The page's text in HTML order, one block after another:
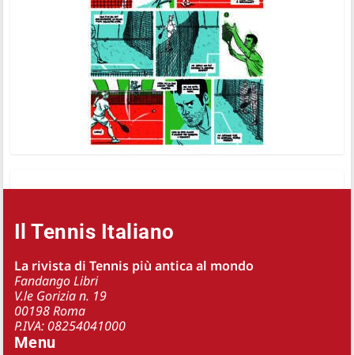
Il Tennis Italiano
La rivista di Tennis più antica al mondo
Fandango Libri
V.le Gorizia n. 19
00198 Roma
P.IVA: 08254041000
Menu